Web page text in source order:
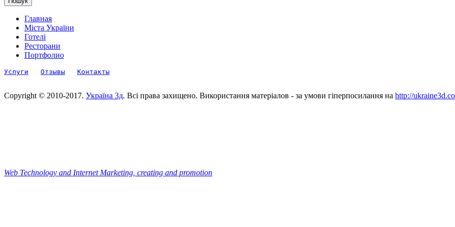
Главная
Міста України
Готелі
Ресторани
Портфолио
Услуги Отзывы Контакты
Copyright © 2010-2017. Україна 3д. Всі права захищено. Використання матеріалов - за умови гіперпосилання на http://
Web Technology and Internet Marketing, сreating and promotion